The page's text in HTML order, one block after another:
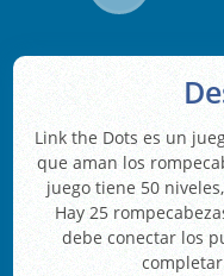
Link the Dots es un
que aman los
juego tiene 50
Hay 25
debe conectar los